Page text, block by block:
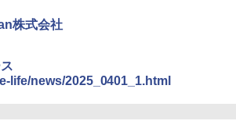
株式会社
life/news/2025_0401_1.html